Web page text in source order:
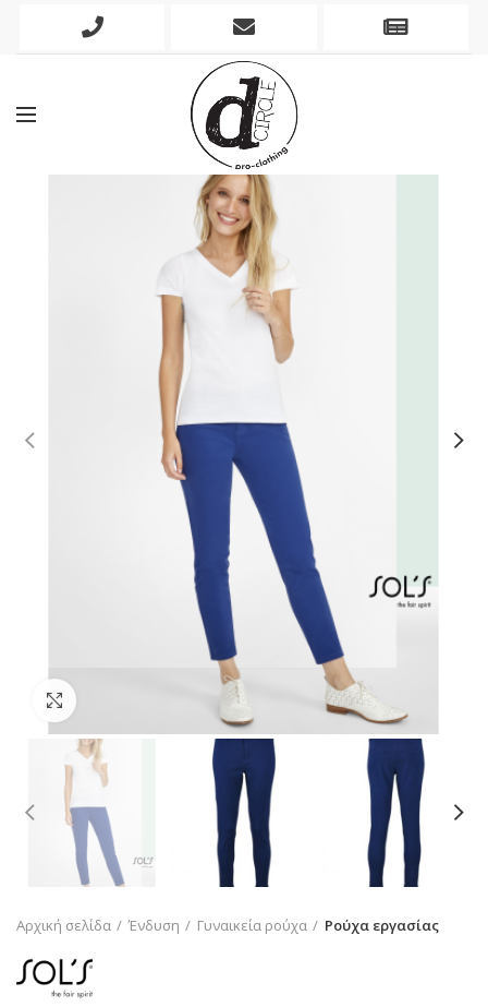
Phone
Mobile
Αρχική σελίδα Ένδυση Γυναικεία ρούχα Ρούχα εργασίας